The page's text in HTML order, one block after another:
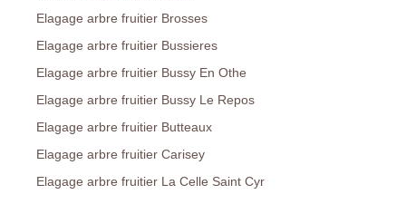
Elagage arbre fruitier Brosses
Elagage arbre fruitier Bussieres
Elagage arbre fruitier Bussy En Othe
Elagage arbre fruitier Bussy Le Repos
Elagage arbre fruitier Butteaux
Elagage arbre fruitier Carisey
Elagage arbre fruitier La Celle Saint Cyr